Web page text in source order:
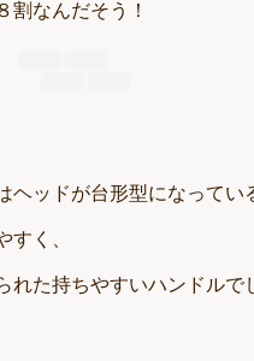
割なんだそう！
ヘッドが台形型になってい
すく、
れた持ちやすいハンドルで